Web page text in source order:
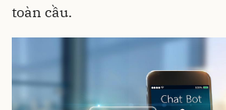
toàn cầu.